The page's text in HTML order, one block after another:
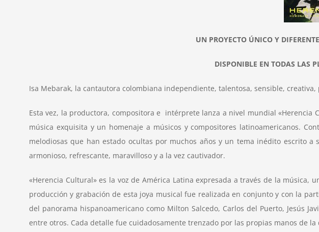
UN PROYECTO ÚNICO Y
DISPONIBLE EN TODAS LAS
Isa Mebarak, la cantautora colombiana independiente, talentosa, sensible,
Esta vez, la productora, compositora e intérprete lanza a nivel mundial
música exquisita y un homenaje a músicos y compositores latinoamericanos.
melodiosas que han estado ocultas por muchos años y un tema inédito escrito
armonioso, refrescante, maravilloso y a la vez cautivador.
«Herencia Cultural» es la voz de América Latina expresada a través de la
producción y grabación de esta joya musical fue realizada en conjunto y con la
del panorama hispanoamericano como Milton Salcedo, Carlos del Puerto, Jesús
entre otros. Cada detalle fue cuidadosamente trenzado por las propias manos de